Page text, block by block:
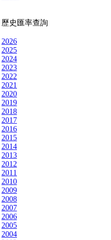
歷史匯率查詢
2026
2025
2024
2023
2022
2021
2020
2019
2018
2017
2016
2015
2014
2013
2012
2011
2010
2009
2008
2007
2006
2005
2004